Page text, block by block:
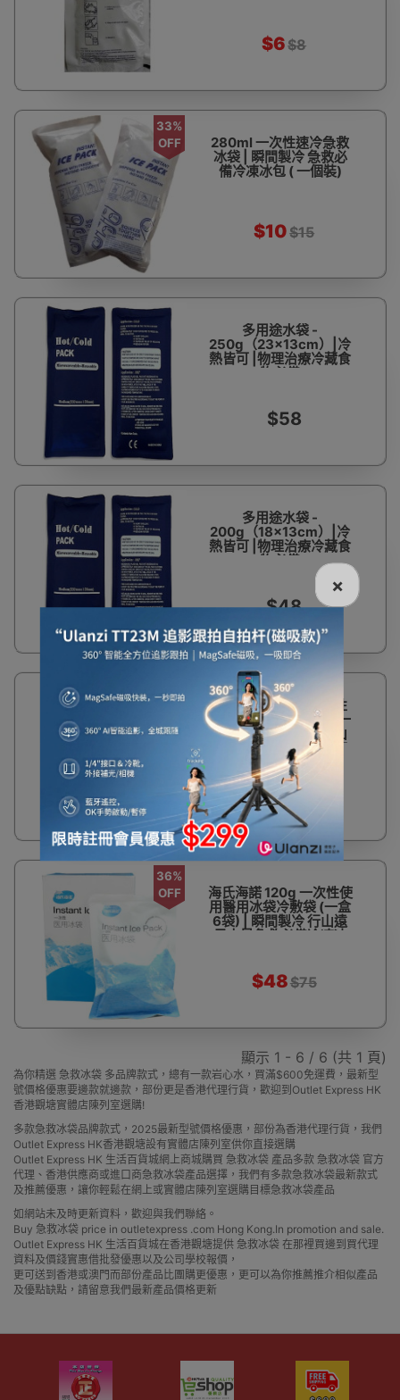
$6$8
33%
OFF
280ml 一次性速冷急救
冰袋 | 瞬間製冷 急救必
備冷凍冰包 ( 一個裝)
$10$15
多用途水袋 -
250g（23x13cm）|冷
熱皆可 |物理治療冷藏食
物必備
$58
多用途水袋 -
200g（18x13cm）|冷
熱皆可 |物理治療冷藏食
物必備
$48
OFF
海氏海諾 200g 一次性
使用醫用冰袋冷敷袋 (一
盒6袋) | 瞬間製冷 行山
遠足中暑急救必備冷凍
冰包
$64$98
36%
OFF
海氏海諾 120g 一次性使
用醫用冰袋冷敷袋 (一盒
6袋) | 瞬間製冷 行山遠
足中暑急救必備冷凍冰
$48$75
顯示 1 - 6 / 6 (共 1 頁)
×
為你精選 急救冰袋 多品牌款式，總有一款岩心水，買滿$600免運費，最新型
號價格優惠要邊款就邊款，部份更是香港代理行貨，歡迎到Outlet Express HK
香港觀塘實體店陳列室選購!
多款急救冰袋品牌款式，2025最新型號價格優惠，部份為香港代理行貨，我們
Outlet Express HK香港觀塘設有實體店陳列室供你直接選購
Outlet Express HK 生活百貨城網上商城購買 急救冰袋 產品多款 急救冰袋 官方
代理、香港供應商或進口商急救冰袋產品選擇，我們有多款急救冰袋最新款式
及推薦優惠，讓你輕鬆在網上或實體店陳列室選購目標急救冰袋產品
如網站未及時更新資料，歡迎與我們聯絡。
Buy 急救冰袋 price in outletexpress .com Hong Kong.In promotion and sale.
Outlet Express HK 生活百貨城在香港觀塘提供 急救冰袋 在那裡買邊到買代理
資料及價錢實惠借批發優惠以及公司學校報價，
更可送到香港或澳門而部份產品比團購更優惠，更可以為你推薦推介相似產品
及優點缺點，請留意我們最新產品價格更新